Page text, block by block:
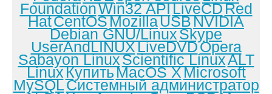
FoundationWin32 APILiveCDRed
HatCentOSMozillaUSBNVIDIA
Debian GNU/LinuxSkype
UserAndLINUXLiveDVDOpera
Sabayon LinuxScientific LinuxALT
LinuxКупитьMacOS XMicrosoft
MySQLСистемный администратор